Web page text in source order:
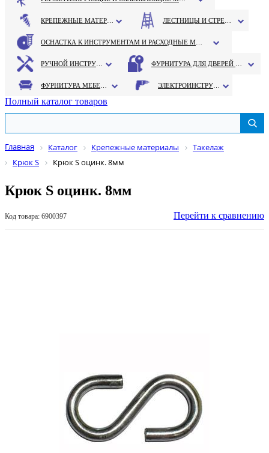
Полный каталог товаров
Главная Каталог Крепежные материалы
Такелаж
Крюк S
Крюк S оцинк. 8мм
Крюк S оцинк. 8мм
Код товара: 6900397 Перейти к сравнению